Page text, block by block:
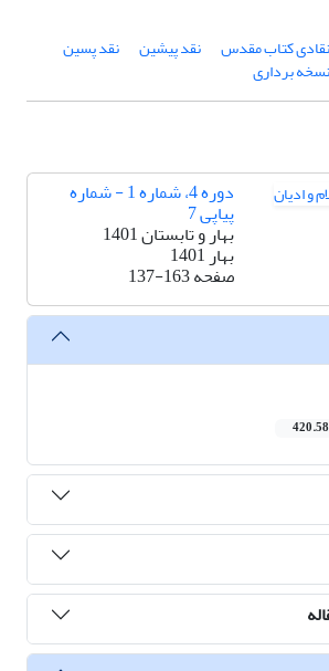
نقادی کتاب مقدس نقد پیشین نقد پسین
نسخه برداری
دوره 4، شماره 1 - شماره
پیاپی 7
بهار و تابستان 1401
بهار 1401
صفحه137-163